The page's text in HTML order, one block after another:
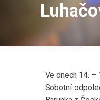
Ve dnech 14. –
Sobotní